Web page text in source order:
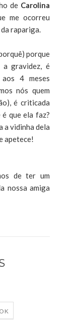
de Carolina
me ocorreu
rapariga.
porque
gravidez, é
4 meses
nós quem
é criticada
que ela faz?
a vidinha dela
apetece!
de ter um
nossa amiga